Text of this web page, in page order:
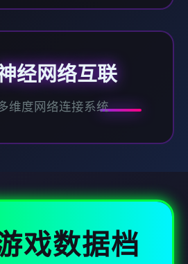
经网络互联
维度网络连接系统
戏数据档